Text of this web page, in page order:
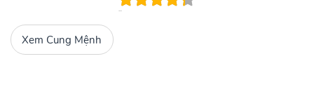
Xem Cung Mệnh